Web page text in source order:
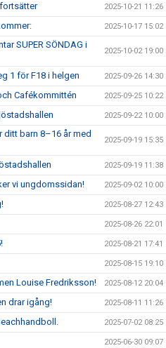
2025-10-21 11:26
2025-10-17 15:02
SUPER SÖNDAG i
2025-10-02 19:00
1 för F18 i helgen 2025-09-26 14:30
Cafékommittén 2025-09-25 10:22
2025-09-22 10:00
ditt barn 8–16 år med
2025-09-19 15:35
2025-09-19 11:38
vi ungdomssidan! 2025-09-02 10:00
2025-08-27 12:43
2025-08-26 22:01
2025-08-21 17:41
2025-08-15 19:10
Louise Fredriksson! 2025-08-12 20:04
drar igång! 2025-08-11 11:26
2025-07-02 08:25
2025-06-30 09:07